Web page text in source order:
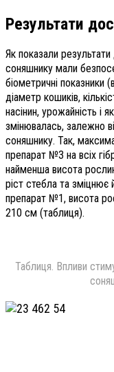
Результати
Як показали
соняшнику мали
біометричні показники
діаметр кошиків,
насінин, урожайність і
змінювалась, залежно
соняшнику. Так,
препарат №3 на всіх
найменша висота
ріст стебла та зміцнює
препарат №1, висота
210 см (таблиця).
Таблиця. Впливи